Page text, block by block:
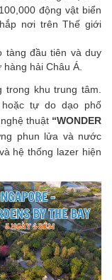
động vật biển
nơi trên Thế giới
tàng đầu tiên và duy
hải Châu Á.
khu trung tâm.
tự do dạo phố
thuật “WONDER
phun lửa và nước
hệ thống lazer hiện